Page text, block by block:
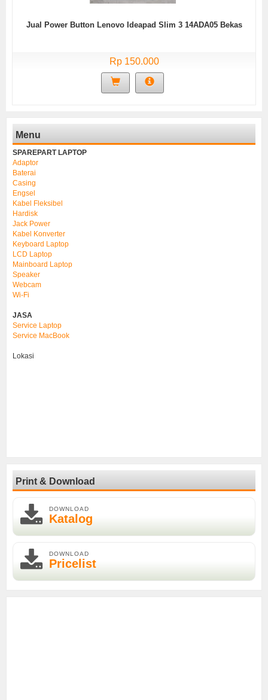
Jual Power Button Lenovo Ideapad Slim 3 14ADA05 Bekas
Rp 150.000
Menu
SPAREPART LAPTOP
Adaptor
Baterai
Casing
Engsel
Kabel Fleksibel
Hardisk
Jack Power
Kabel Konverter
Keyboard Laptop
LCD Laptop
Mainboard Laptop
Speaker
Webcam
Wi-Fi
JASA
Service Laptop
Service MacBook
Lokasi
Print & Download
DOWNLOAD
Katalog
DOWNLOAD
Pricelist